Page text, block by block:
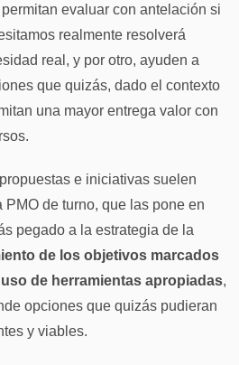
evaluar con antelación si
realmente resolverá
real, y por otro, ayuden a
que quizás, dado el contexto
una mayor entrega valor con
e iniciativas suelen
de turno, que las pone en
pegado a la estrategia de la
de los objetivos marcados
de herramientas apropiadas,
opciones que quizás pudieran
y viables.